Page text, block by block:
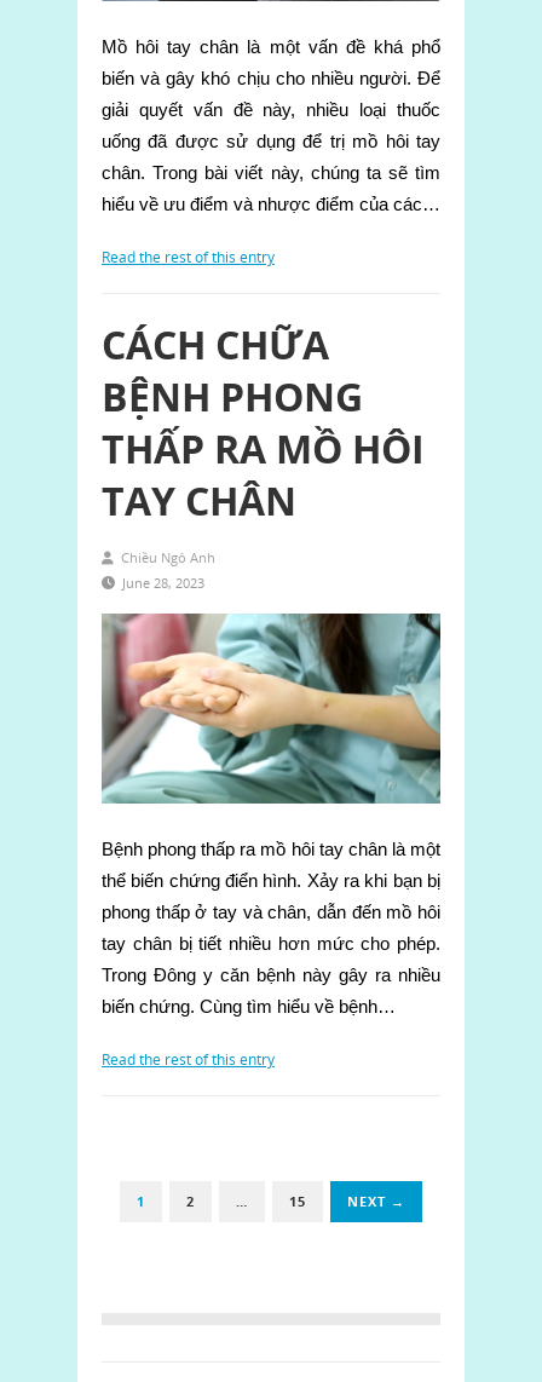
Mồ hôi tay chân là một vấn đề khá phổ
biến và gây khó chịu cho nhiều người. Để
giải quyết vấn đề này, nhiều loại thuốc
uống đã được sử dụng để trị mồ hôi tay
chân. Trong bài viết này, chúng ta sẽ tìm
hiểu về ưu điểm và nhược điểm của các…
Read the rest of this entry
CÁCH CHỮA
BỆNH PHONG
THẤP RA MỒ HÔI
TAY CHÂN
Chiều Ngô Anh
June 28, 2023
Bệnh phong thấp ra mồ hôi tay chân là một
thể biến chứng điển hình. Xảy ra khi bạn bị
phong thấp ở tay và chân, dẫn đến mồ hôi
tay chân bị tiết nhiều hơn mức cho phép.
Trong Đông y căn bệnh này gây ra nhiều
biến chứng. Cùng tìm hiểu về bệnh…
Read the rest of this entry
1 2 … 15 NEXT →